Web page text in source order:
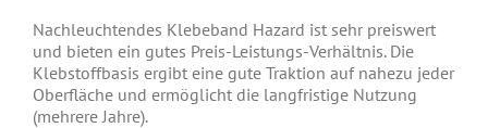
Nachleuchtendes Klebeband Hazard ist sehr preiswert
und bieten ein gutes Preis-Leistungs-Verhältnis. Die
Klebstoffbasis ergibt eine gute Traktion auf nahezu jeder
Oberfläche und ermöglicht die langfristige Nutzung
(mehrere Jahre).